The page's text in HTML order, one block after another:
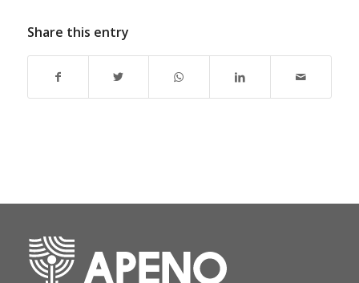
Share this entry